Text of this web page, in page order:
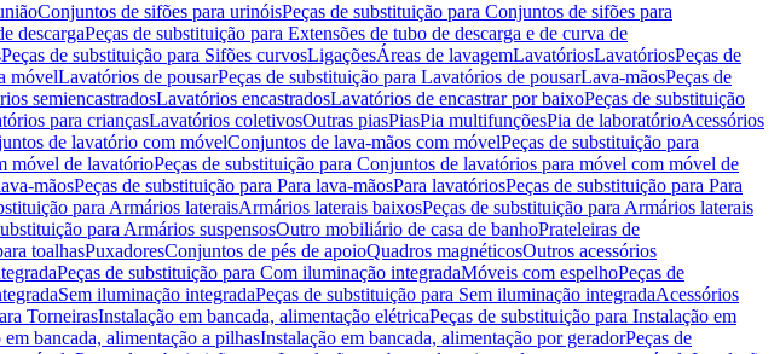
Conjuntos de sifões para urinóisPeças de substituição para Conjuntos de sifões para
descargaPeças de substituição para Extensões de tubo de descarga e de curva de
Peças de substituição para Sifões curvosLigaçõesÁreas de lavagemLavatóriosLavatóriosPeças de
móvelLavatórios de pousarPeças de substituição para Lavatórios de pousarLava-mãosPeças de
semiencastradosLavatórios encastradosLavatórios de encastrar por baixoPeças de substituição
para criançasLavatórios coletivosOutras piasPiasPia multifunçõesPia de laboratórioAcessórios
de lavatório com móvelConjuntos de lava-mãos com móvelPeças de substituição para
móvel de lavatórioPeças de substituição para Conjuntos de lavatórios para móvel com móvel de
mãosPeças de substituição para Para lava-mãosPara lavatóriosPeças de substituição para Para
para Armários lateraisArmários laterais baixosPeças de substituição para Armários laterais
para Armários suspensosOutro mobiliário de casa de banhoPrateleiras de
toalhasPuxadoresConjuntos de pés de apoioQuadros magnéticosOutros acessórios
Peças de substituição para Com iluminação integradaMóveis com espelhoPeças de
Sem iluminação integradaPeças de substituição para Sem iluminação integradaAcessórios
TorneirasInstalação em bancada, alimentação elétricaPeças de substituição para Instalação em
bancada, alimentação a pilhasInstalação em bancada, alimentação por geradorPeças de